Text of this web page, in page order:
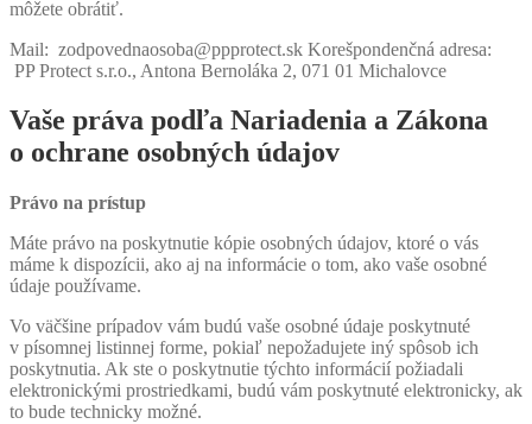
môžete obrátiť.
Mail: zodpovednaosoba@ppprotect.sk Korešpondenčná adresa:
PP Protect s.r.o., Antona Bernoláka 2, 071 01 Michalovce
Vaše práva podľa Nariadenia a Zákona
o ochrane osobných údajov
Právo na prístup
Máte právo na poskytnutie kópie osobných údajov, ktoré o vás
máme k dispozícii, ako aj na informácie o tom, ako vaše osobné
údaje používame.
Vo väčšine prípadov vám budú vaše osobné údaje poskytnuté
v písomnej listinnej forme, pokiaľ nepožadujete iný spôsob ich
poskytnutia. Ak ste o poskytnutie týchto informácií požiadali
elektronickými prostriedkami, budú vám poskytnuté elektronicky, ak
to bude technicky možné.